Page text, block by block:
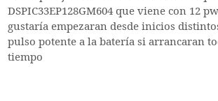
DSPIC33EP128GM604 que viene con 12
gustaría empezaran desde inicios
pulso potente a la batería si arrancaran
tiempo